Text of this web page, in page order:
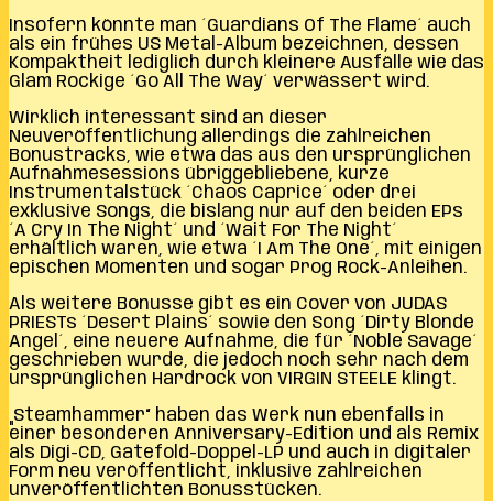
Insofern könnte man ´Guardians Of The Flame´ auch
als ein frühes US Metal-Album bezeichnen, dessen
Kompaktheit lediglich durch kleinere Ausfälle wie das
Glam Rockige ´Go All The Way´ verwässert wird.
Wirklich interessant sind an dieser
Neuveröffentlichung allerdings die zahlreichen
Bonustracks, wie etwa das aus den ursprünglichen
Aufnahmesessions übriggebliebene, kurze
Instrumentalstück ´Chaos Caprice´ oder drei
exklusive Songs, die bislang nur auf den beiden EPs
´A Cry In The Night´ und ´Wait For The Night´
erhältlich waren, wie etwa ´I Am The One´, mit einigen
epischen Momenten und sogar Prog Rock-Anleihen.
Als weitere Bonusse gibt es ein Cover von JUDAS
PRIESTs ´Desert Plains´ sowie den Song ´Dirty Blonde
Angel´, eine neuere Aufnahme, die für ´Noble Savage´
geschrieben wurde, die jedoch noch sehr nach dem
ursprünglichen Hardrock von VIRGIN STEELE klingt.
„Steamhammer“ haben das Werk nun ebenfalls in
einer besonderen Anniversary-Edition und als Remix
als Digi-CD, Gatefold-Doppel-LP und auch in digitaler
Form neu veröffentlicht, inklusive zahlreichen
unveröffentlichten Bonusstücken.